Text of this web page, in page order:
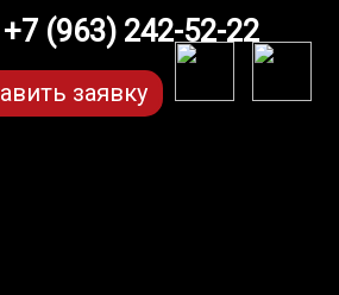
+7 (963) 242-52-22
заявку